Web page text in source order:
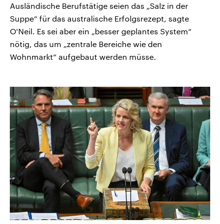
Ausländische Berufstätige seien das „Salz in der
Suppe“ für das australische Erfolgsrezept, sagte
O'Neil. Es sei aber ein „besser geplantes System“
nötig, das um „zentrale Bereiche wie den
Wohnmarkt“ aufgebaut werden müsse.